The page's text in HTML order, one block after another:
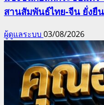
สานสัมพันธ์ไทย-จีน ยั่งยืน
ผู้ดูแลระบบ 03/08/2026